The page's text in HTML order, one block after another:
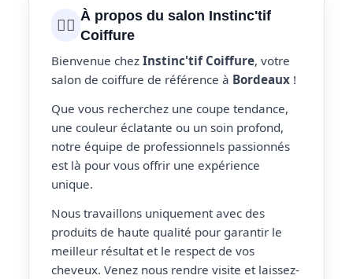
💇‍♀️ À propos du salon Instinc'tif
Coiffure
Bienvenue chez Instinc'tif Coiffure, votre
salon de coiffure de référence à Bordeaux !
Que vous recherchez une coupe tendance,
une couleur éclatante ou un soin profond,
notre équipe de professionnels passionnés
est là pour vous offrir une expérience
unique.
Nous travaillons uniquement avec des
produits de haute qualité pour garantir le
meilleur résultat et le respect de vos
cheveux. Venez nous rendre visite et laissez-